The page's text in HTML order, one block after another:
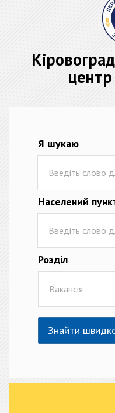
центр
Я шукаю
Населений
Розділ
Вакансія
Знайти